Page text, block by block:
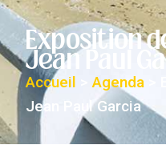
Exposition
Jean Paul
Accueil Agenda
Jean Paul Garcia